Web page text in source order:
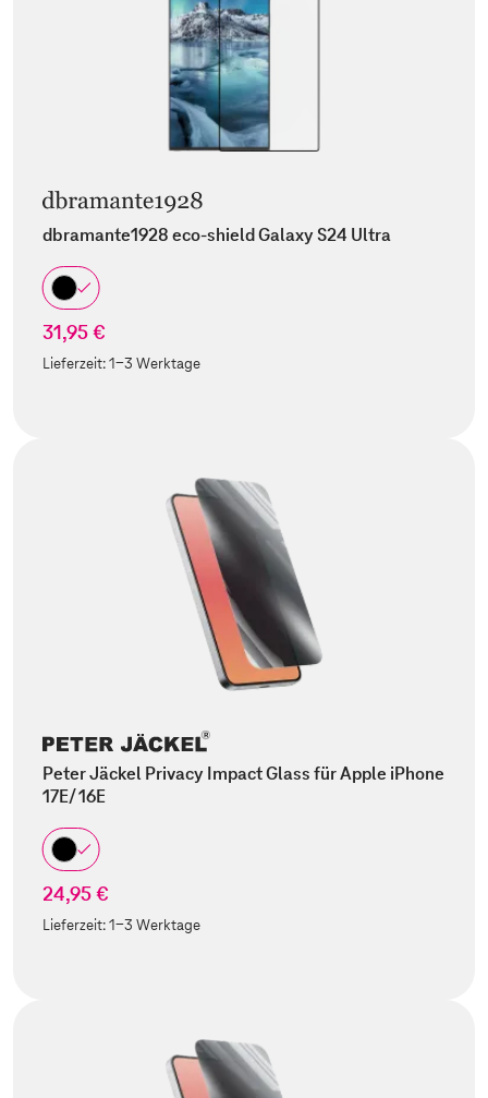
dbramante1928 eco-shield Galaxy S24 Ultra
31,95 €
Lieferzeit:1-3 Werktage
Peter Jäckel Privacy Impact Glass für Apple iPhone
17E/ 16E
24,95 €
Lieferzeit:1-3 Werktage